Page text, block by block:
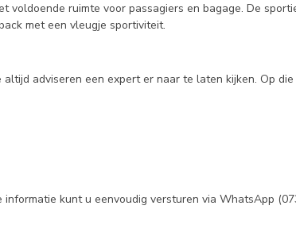
ruimte voor passagiers en bagage. De
met een vleugje sportiviteit.
adviseren een expert er naar te laten kijken. Op
kunt u eenvoudig versturen via WhatsApp (